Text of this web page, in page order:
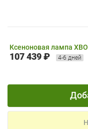
Ксеноновая лампа
107 439 ₽ 4-6 дней